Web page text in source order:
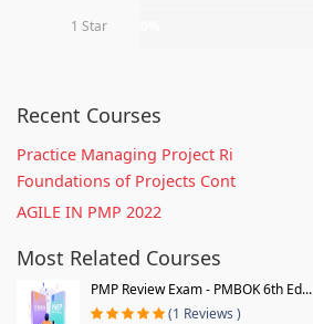
1 Star
Recent Courses
Practice Managing Project Ri
Foundations of Projects Cont
AGILE IN PMP 2022
Most Related Courses
PMP Review Exam - PMBOK 6th Ed...
(1 Reviews )